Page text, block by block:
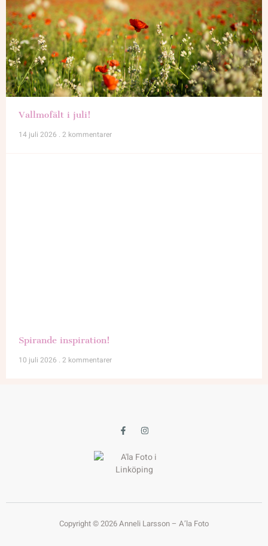
Vallmofält i juli!
14 juli 2026 2 kommentarer
Spirande inspiration!
10 juli 2026 2 kommentarer
Copyright © 2026 Anneli Larsson – A’la Foto